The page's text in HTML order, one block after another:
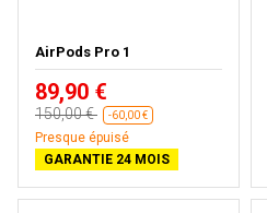
AirPods Pro 1
89,90 €
150,00 € -60,00 €
Presque épuisé
GARANTIE 24 MOIS